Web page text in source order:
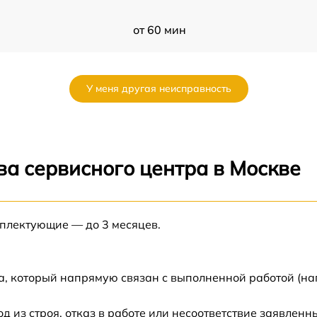
от 60 мин
от 60 мин
У меня другая неисправность
сервисного центра в Москве
— до 3 месяцев.
который напрямую связан с выполненной работой
строя, отказ в работе или несоответствие